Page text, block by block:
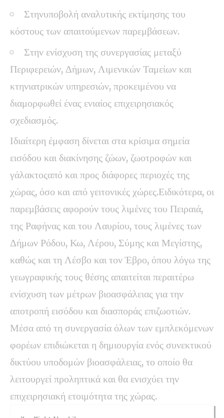
Στηνυποβολή αναλυτικής εκτίμησης του
κόστους των απαιτούμενων παρεμβάσεων.
Στην ενίσχυση της συνεργασίας μεταξύ
Περιφερειών, Δήμων, Λιμενικών Ταμείων και
κτηνιατρικών υπηρεσιών, προκειμένου να
διαμορφωθεί ένας ενιαίος επιχειρησιακός
σχεδιασμός.
Ιδιαίτερη έμφαση δίνεται στα κρίσιμα σημεία
εισόδου και διακίνησης ζώων, ζωοτροφών και
γάλακτοςαπό και προς διάφορες περιοχές της
χώρας, όσο και από γειτονικές χώρες.Ειδικότερα, οι
παρεμβάσεις αφορούν τους λιμένες του Πειραιά,
της Ραφήνας και του Λαυρίου, τους λιμένες των
Δήμων Ρόδου, Κω, Λέρου, Σύμης και Μεγίστης,
καθώς και τη Λέσβο και τον Έβρο, όπου λόγω της
γεωγραφικής τους θέσης απαιτείται περαιτέρω
ενίσχυση των μέτρων βιοασφάλειας για την
αποτροπή εισόδου και διασποράς επιζωοτιών.
Μέσα από τη συνεργασία όλων των εμπλεκόμενων
φορέων επιδιώκεται η δημιουργία ενός συνεκτικού
δικτύου υποδομών βιοασφάλειας, το οποίο θα
λειτουργεί προληπτικά και θα ενισχύει την
επιχειρησιακή ετοιμότητα της χώρας.